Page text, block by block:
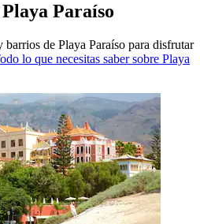
Paraíso
barrios de Playa Paraíso para disfrutar
lo que necesitas saber sobre Playa